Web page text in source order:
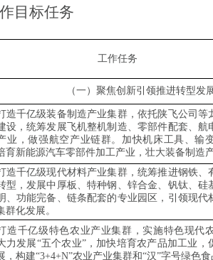
目标任务
工作任务
（一）聚焦创新引领推进转型
造千亿级装备制造产业集群，依托陕飞公司等
设，统筹发展飞机整机制造、零部件配套、航
业，做强航空产业链群。加快机床工具、输
育新能源汽车零部件加工产业，壮大装备制造
造千亿级现代材料产业集群，统筹推进钢铁、
型，发展中厚板、特种钢、锌合金、钒钛、硅
、功能完备、链条配套的专业园区，引领现代
群化发展。
造千亿级特色农业产业集群，实施特色现代
力发展“五个农业”，加快培育农产品加工业，
，构建“3+4+N”农业产业集群和“汉”字号绿色